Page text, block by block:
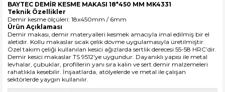
BAYTEC DEMİR KESME MAKASI 18*450 MM MK4331
Teknik Özellikler
Demir kesme ölçüleri: 18x450mm / 6mm
Ürün Açıklaması
Demir makası, demir materyalleri kesmek amacıyla imal edilmiş bir el
aletidir. Kollu makaslar sıcak çelik dövme uygulamasıyla üretilmiştir.
Özel takım çeliği kullanılan kesici ağızlarda sertlik derecesi 55-58 HRC’dir.
Demir kesici makaslar TS 9512'ye uygundur. Dayanıklı yapısı ile metal
levhalar, çubuklar, profillerin yanı sıra kalın ve sert demir malzemeleri
rahatlıkla kesebilir. İnşaatlarda, atölyelerde ve metal ile çalışan
sektörlerde yaygın kullanılır.